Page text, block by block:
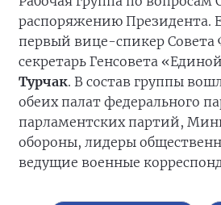
распоряжению Президента.
первый вице-спикер Совета
секретарь Генсовета
Турчак. В состав группы
обеих палат федерального
парламентских партий,
обороны, лидеры
ведущие военные